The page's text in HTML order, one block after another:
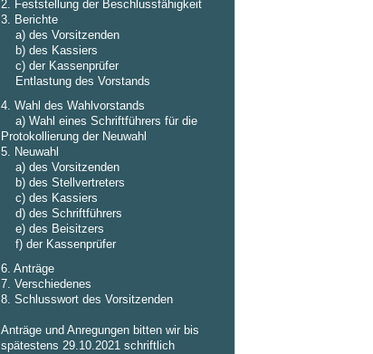
2. Feststellung der Beschlussfähigkeit
3. Berichte
a) des Vorsitzenden
b) des Kassiers
c) der Kassenprüfer
Entlastung des Vorstands
4. Wahl des Wahlvorstands
a) Wahl eines Schriftführers für die
Protokollierung der Neuwahl
5. Neuwahl
a) des Vorsitzenden
b) des Stellvertreters
c) des Kassiers
d) des Schriftführers
e) des Beisitzers
f) der Kassenprüfer
6. Anträge
7. Verschiedenes
8. Schlusswort des Vorsitzenden
Anträge und Anregungen bitten wir bis
spätestens 29.10.2021 schriftlich